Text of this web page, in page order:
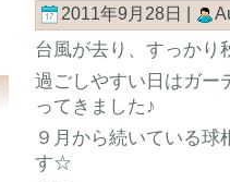
2011年9月28日 |
台風が去り、すっかり
過ごしやすい日はガー
ってきました♪
９月から続いている
す☆